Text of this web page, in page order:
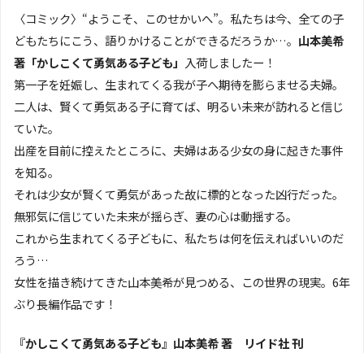
〈コミック〉“ようこそ、このせかいへ”。私たちは今、全ての子
どもたちにこう、語りかけることができるだろうか…。 山本美希
著「かしこくて勇気ある子ども」 入荷しましたー！
第一子を妊娠し、生まれてくる我が子へ期待を膨らませる夫婦。
二人は、賢くて勇気ある子に育てば、明るい未来が訪れると信じ
ていた。
出産を目前に控えたところに、夫婦はある少女の身に起きた事件
を知る。
それは少女が賢くて勇気があった故に標的となった凶行だった。
無邪気に信じていた未来が揺らぎ、妻の心は動揺する。
これから生まれてくる子どもに、私たちは何を伝えればいいのだ
ろう…
女性を描き続けてきた山本美希が見つめる、この世界の現実。6年
ぶり長編作品です！
『かしこくて勇気ある子ども』山本美希 著 リイド社 刊